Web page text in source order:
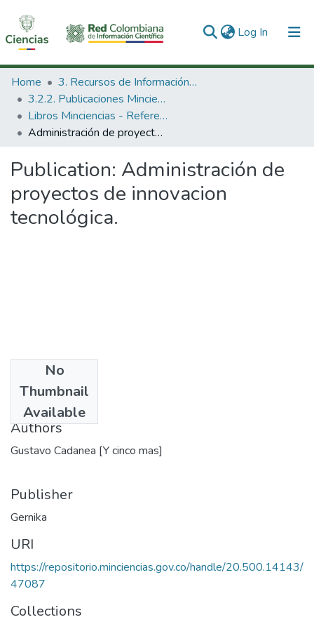
Log In (current)
Communities & Collections
All of DSpace
Statistics
Home
3. Recursos de Información Científica y Tecnológica
3.2.2. Publicaciones Minciencias
Libros Minciencias - Referenciales
Administración de proyectos de innovacion tecnológica.
Publication: Administración de
proyectos de innovacion
tecnológica.
No
Thumbnail
Available
1986
Authors
Gustavo Cadanea [Y cinco mas]
Publisher
Gernika
URI
https://repositorio.minciencias.gov.co/handle/20.500.14143/
47087
Collections